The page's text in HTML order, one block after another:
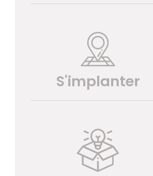
S'implanter